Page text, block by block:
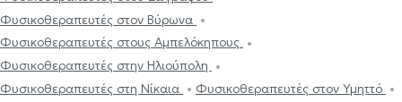
Φυσικοθεραπευτές στον Βύρωνα
Φυσικοθεραπευτές στους Αμπελόκηπους
Φυσικοθεραπευτές στην Ηλιούπολη
Φυσικοθεραπευτές στη Νίκαια
Φυσικοθεραπευτές στον Υμηττό